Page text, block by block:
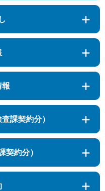
報
課契約分）
契約分）